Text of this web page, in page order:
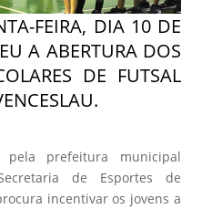
FEIRA, DIA 10 DE
A ABERTURA DOS
DE FUTSAL
pela prefeitura municipal
de Esportes de
incentivar os jovens a